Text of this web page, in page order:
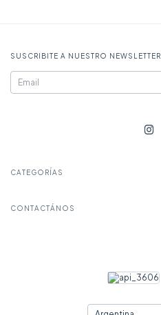
SUSCRIBITE A NUESTRO NEWSLETTER
CATEGORÍAS
CONTACTÁNOS